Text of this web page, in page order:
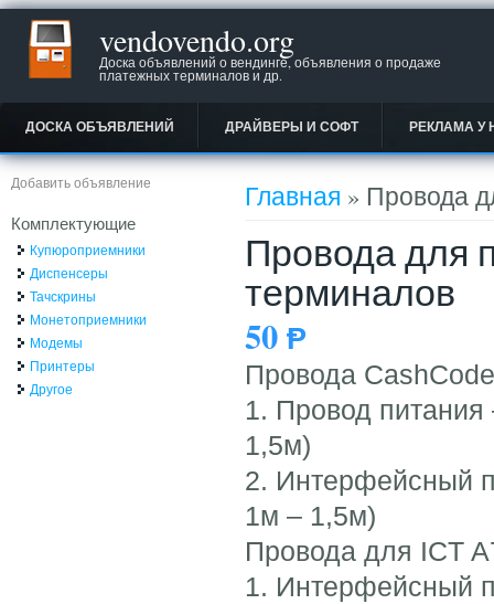
vendovendo.org
Доска объявлений о вендинге, объявления о продаже
платежных терминалов и др.
ДОСКА ОБЪЯВЛЕНИЙ ДРАЙВЕРЫ И СОФТ РЕКЛАМА У
Вы здесь
Главная » Провода
Провода для
терминалов
50 Ᵽ
Провода
1. Провод
1,5м)
2. Интерфейсный
1м – 1,5м)
Провода для ICT
1. Интерфейсный
Добавить объявление
Комплектующие
Купюроприемники
Диспенсеры
Тачскрины
Монетоприемники
Модемы
Принтеры
Другое